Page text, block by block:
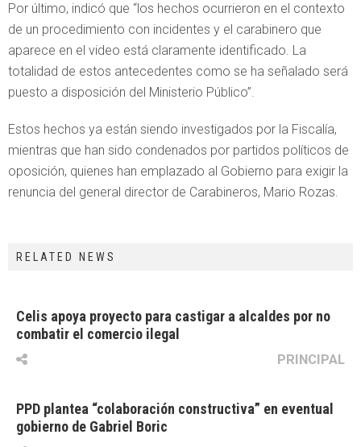
Por último, indicó que “los hechos ocurrieron en el contexto
de un procedimiento con incidentes y el carabinero que
aparece en el video está claramente identificado. La
totalidad de estos antecedentes como se ha señalado será
puesto a disposición del Ministerio Público”.
Estos hechos ya están siendo investigados por la Fiscalía,
mientras que han sido condenados por partidos políticos de
oposición, quienes han emplazado al Gobierno para exigir la
renuncia del general director de Carabineros, Mario Rozas.
RELATED NEWS
Celis apoya proyecto para castigar a alcaldes por no
combatir el comercio ilegal
PRINCIPAL
PPD plantea “colaboración constructiva” en eventual
gobierno de Gabriel Boric